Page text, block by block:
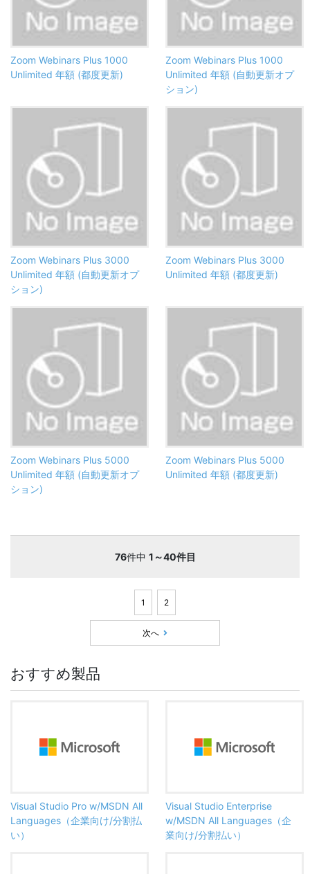
Zoom Webinars Plus 1000
Unlimited 年額 (都度更新)
Zoom Webinars Plus 1000
Unlimited 年額 (自動更新オプ
ション)
Zoom Webinars Plus 3000
Unlimited 年額 (自動更新オプ
ション)
Zoom Webinars Plus 3000
Unlimited 年額 (都度更新)
Zoom Webinars Plus 5000
Unlimited 年額 (自動更新オプ
ション)
Zoom Webinars Plus 5000
Unlimited 年額 (都度更新)
76件中 1～40件目
1 2
次へ
おすすめ製品
Visual Studio Pro w/MSDN All
Languages（企業向け/分割払
い）
Visual Studio Enterprise
w/MSDN All Languages（企
業向け/分割払い）